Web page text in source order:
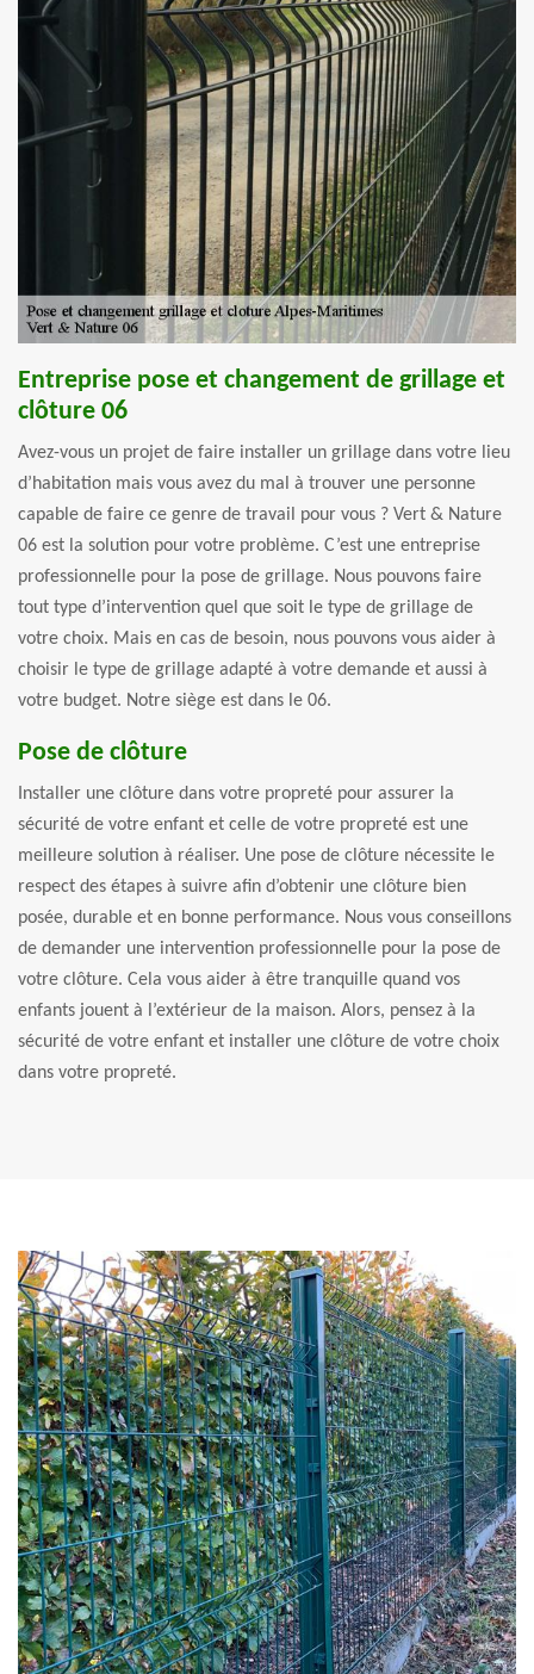
Entreprise pose et changement de grillage et
clôture 06
Avez-vous un projet de faire installer un grillage dans votre lieu
d’habitation mais vous avez du mal à trouver une personne
capable de faire ce genre de travail pour vous ? Vert & Nature
06 est la solution pour votre problème. C’est une entreprise
professionnelle pour la pose de grillage. Nous pouvons faire
tout type d’intervention quel que soit le type de grillage de
votre choix. Mais en cas de besoin, nous pouvons vous aider à
choisir le type de grillage adapté à votre demande et aussi à
votre budget. Notre siège est dans le 06.
Pose de clôture
Installer une clôture dans votre propreté pour assurer la
sécurité de votre enfant et celle de votre propreté est une
meilleure solution à réaliser. Une pose de clôture nécessite le
respect des étapes à suivre afin d’obtenir une clôture bien
posée, durable et en bonne performance. Nous vous conseillons
de demander une intervention professionnelle pour la pose de
votre clôture. Cela vous aider à être tranquille quand vos
enfants jouent à l’extérieur de la maison. Alors, pensez à la
sécurité de votre enfant et installer une clôture de votre choix
dans votre propreté.